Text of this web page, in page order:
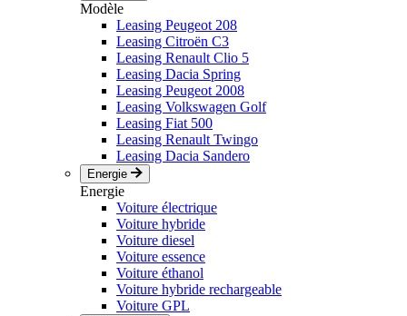
Modèle
Leasing Peugeot 208
Leasing Citroën C3
Leasing Renault Clio 5
Leasing Dacia Spring
Leasing Peugeot 2008
Leasing Volkswagen Golf
Leasing Fiat 500
Leasing Renault Twingo
Leasing Dacia Sandero
Energie
Energie
Voiture électrique
Voiture hybride
Voiture diesel
Voiture essence
Voiture éthanol
Voiture hybride rechargeable
Voiture GPL